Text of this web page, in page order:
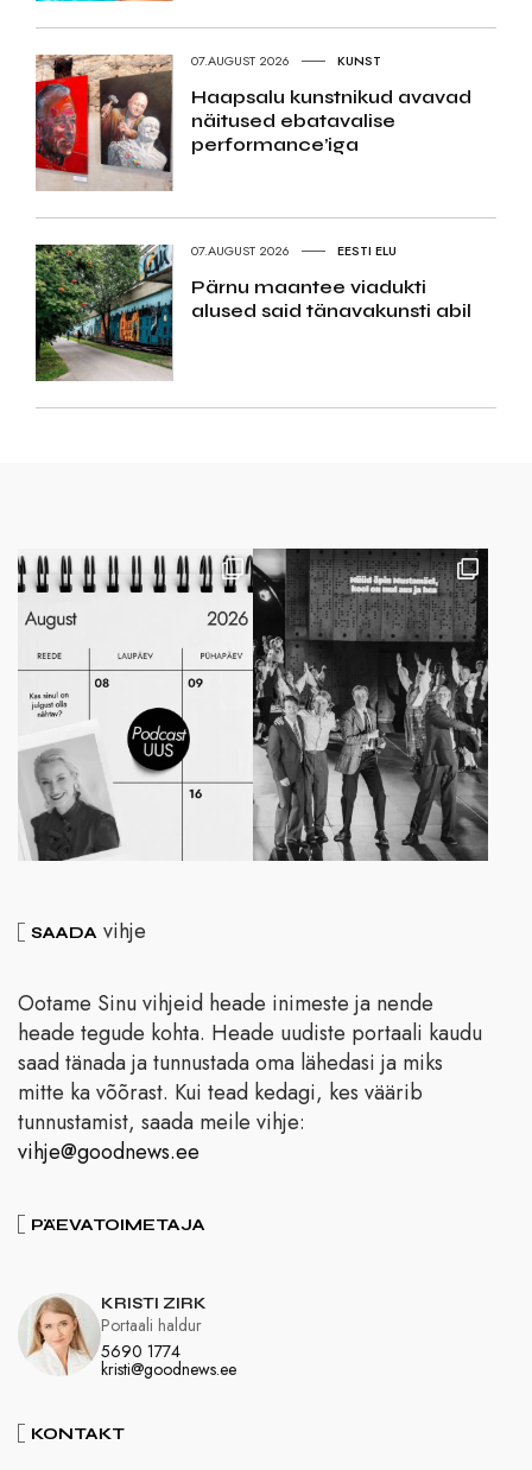
07.AUGUST 2026 KUNST
Haapsalu kunstnikud avavad
näitused ebatavalise
performance’iga
07.AUGUST 2026 EESTI ELU
Pärnu maantee viadukti
alused said tänavakunsti abil
SAADA vihje
Ootame Sinu vihjeid heade inimeste ja nende
heade tegude kohta. Heade uudiste portaali kaudu
saad tänada ja tunnustada oma lähedasi ja miks
mitte ka võõrast. Kui tead kedagi, kes väärib
tunnustamist, saada meile vihje:
vihje@goodnews.ee
PÄEVATOIMETAJA
KRISTI ZIRK
5690 1774
kristi@goodnews.ee
Portaali haldur
KONTAKT